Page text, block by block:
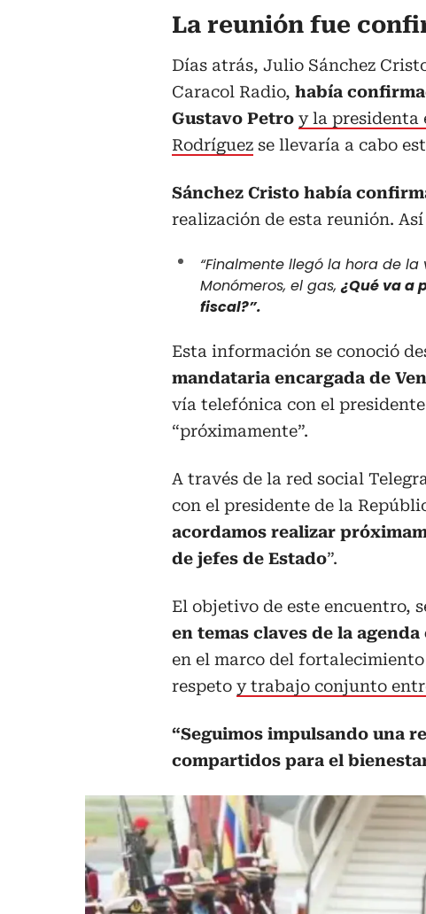
La reunión fue
Días atrás, Julio Sánchez
Caracol Radio, había
Gustavo Petro y la presidenta
Rodríguez se llevaría a cabo
Sánchez Cristo había
realización de esta reunión.
“Finalmente llegó la hora de
Monómeros, el gas,¿Qué va a
fiscal?”.
Esta información se conoció
mandataria encargada de
vía telefónica con el
“próximamente”.
A través de la red social
con el presidente de la
acordamos realizar
de jefes de Estado”.
El objetivo de este encuentro,
en temas claves de la
en el marco del
respeto y trabajo conjunto
“Seguimos impulsando una
compartidos para el